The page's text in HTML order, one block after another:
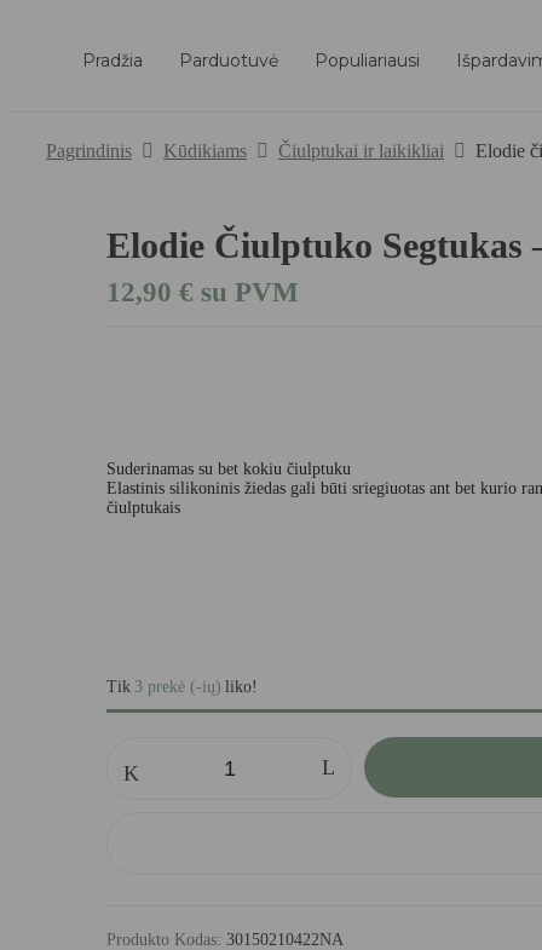
Pradžia Parduotuvė Populiariausi
Pagrindinis Kūdikiams Čiulptukai ir laikikliai Elodie
Elodie Čiulptuko Segtukas
12,90 € su PVM
Suderinamas su bet kokiu čiulptuku
Elastinis silikoninis žiedas gali būti sriegiuotas ant bet kurio
čiulptukais
Tik 3 prekė (-ių) liko!
kiekis:
Elodie
Produkto Kodas: 30150210422NA